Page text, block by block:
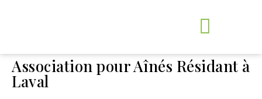
Association pour Aînés Résidant à
Laval